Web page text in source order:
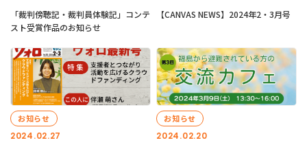
「裁判傍聴記・裁判員体験記」コンテ
スト受賞作品のお知らせ
【CANVAS NEWS】2024年2・3月号
2024.02.27
お知らせ
2024.02.20
お知らせ